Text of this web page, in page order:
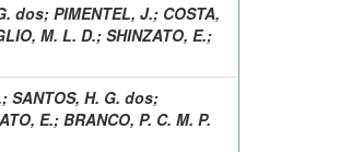
dos; PIMENTEL, J.; COSTA,
M. L. D.; SHINZATO, E.;
; SANTOS, H. G. dos;
E.; BRANCO, P. C. M. P.